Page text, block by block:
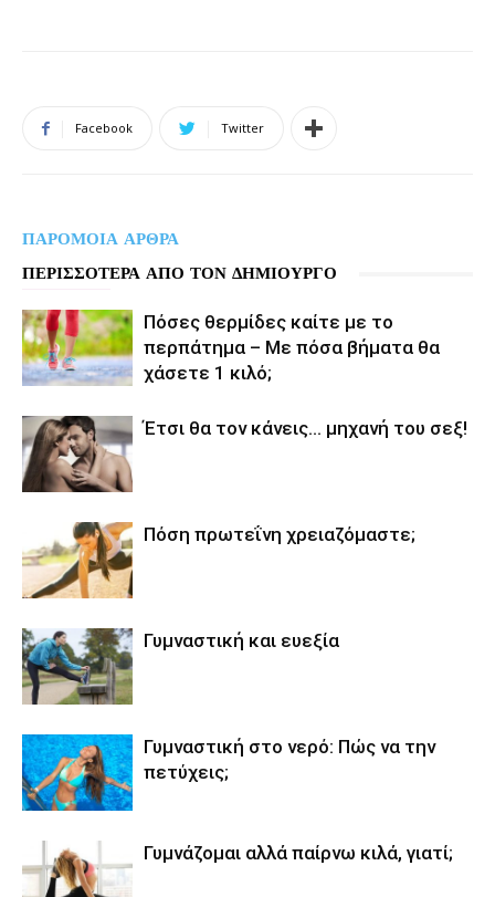
Facebook Twitter
ΠΑΡΟΜΟΙΑ ΑΡΘΡΑ
ΠΕΡΙΣΣΟΤΕΡΑ ΑΠΟ ΤΟΝ ΔΗΜΙΟΥΡΓΟ
Πόσες θερμίδες καίτε με το
περπάτημα – Με πόσα βήματα θα
χάσετε 1 κιλό;
Έτσι θα τον κάνεις… μηχανή του σεξ!
Πόση πρωτεΐνη χρειαζόμαστε;
Γυμναστική και ευεξία
Γυμναστική στο νερό: Πώς να την
πετύχεις;
Γυμνάζομαι αλλά παίρνω κιλά, γιατί;